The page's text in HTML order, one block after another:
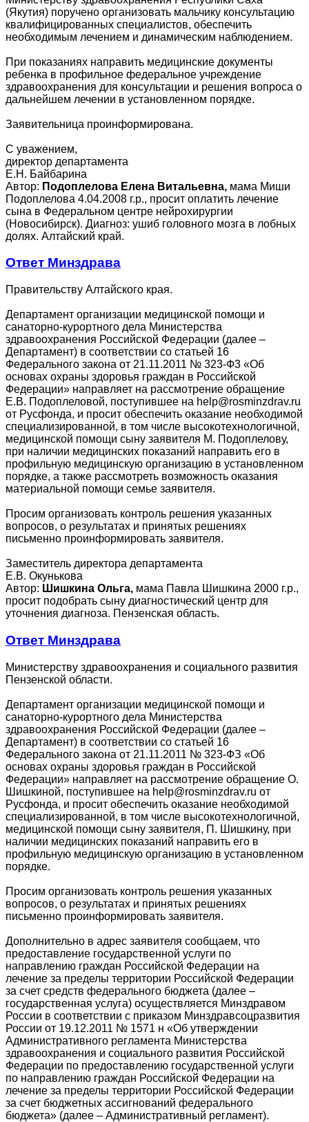
(Якутия) поручено организовать мальчику консультацию
квалифицированных специалистов, обеспечить
необходимым лечением и динамическим наблюдением.
При показаниях направить медицинские документы
ребенка в профильное федеральное учреждение
здравоохранения для консультации и решения вопроса о
дальнейшем лечении в установленном порядке.
Заявительница проинформирована.
С уважением,
директор департамента
Е.Н. Байбарина
Автор: Подоплелова Елена Витальевна, мама Миши
Подоплелова 4.04.2008 г.р., просит оплатить лечение
сына в Федеральном центре нейрохирургии
(Новосибирск). Диагноз: ушиб головного мозга в лобных
долях. Алтайский край.
Ответ Минздрава
Правительству Алтайского края.
Департамент организации медицинской помощи и
санаторно-курортного дела Министерства
здравоохранения Российской Федерации (далее –
Департамент) в соответствии со статьей 16
Федерального закона от 21.11.2011 № 323-Ф3 «Об
основах охраны здоровья граждан в Российской
Федерации» направляет на рассмотрение обращение
Е.В. Подоплеловой, поступившее на help@rosminzdrav.ru
от Русфонда, и просит обеспечить оказание необходимой
специализированной, в том числе высокотехнологичной,
медицинской помощи сыну заявителя М. Подоплелову,
при наличии медицинских показаний направить его в
профильную медицинскую организацию в установленном
порядке, а также рассмотреть возможность оказания
материальной помощи семье заявителя.
Просим организовать контроль решения указанных
вопросов, о результатах и принятых решениях
письменно проинформировать заявителя.
Заместитель директора департамента
Е.В. Окунькова
Автор: Шишкина Ольга, мама Павла Шишкина 2000 г.р.,
просит подобрать сыну диагностический центр для
уточнения диагноза. Пензенская область.
Ответ Минздрава
Министерству здравоохранения и социального развития
Пензенской области.
Департамент организации медицинской помощи и
санаторно-курортного дела Министерства
здравоохранения Российской Федерации (далее –
Департамент) в соответствии со статьей 16
Федерального закона от 21.11.2011 № 323-ФЗ «Об
основах охраны здоровья граждан в Российской
Федерации» направляет на рассмотрение обращение О.
Шишкиной, поступившее на help@rosminzdrav.ru от
Русфонда, и просит обеспечить оказание необходимой
специализированной, в том числе высокотехнологичной,
медицинской помощи сыну заявителя, П. Шишкину, при
наличии медицинских показаний направить его в
профильную медицинскую организацию в установленном
порядке.
Просим организовать контроль решения указанных
вопросов, о результатах и принятых решениях
письменно проинформировать заявителя.
Дополнительно в адрес заявителя сообщаем, что
предоставление государственной услуги по
направлению граждан Российской Федерации на
лечение за пределы территории Российской Федерации
за счет средств федерального бюджета (далее –
государственная услуга) осуществляется Минздравом
России в соответствии с приказом Минздравсоцразвития
России от 19.12.2011 № 1571 н «Об утверждении
Административного регламента Министерства
здравоохранения и социального развития Российской
Федерации по предоставлению государственной услуги
по направлению граждан Российской Федерации на
лечение за пределы территории Российской Федерации
за счет бюджетных ассигнований федерального
бюджета» (далее – Административный регламент).